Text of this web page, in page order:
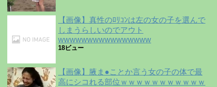
【画像】真性のﾛﾘｺﾝは左の女の子を選んで
しまうらしいのでアウト
wwwwwwwwwwwwwwww
18ビュー
【画像】腋ま●ことか言う女の子の体で最
高にシコれる部位ｗｗｗｗｗｗｗｗｗｗｗ